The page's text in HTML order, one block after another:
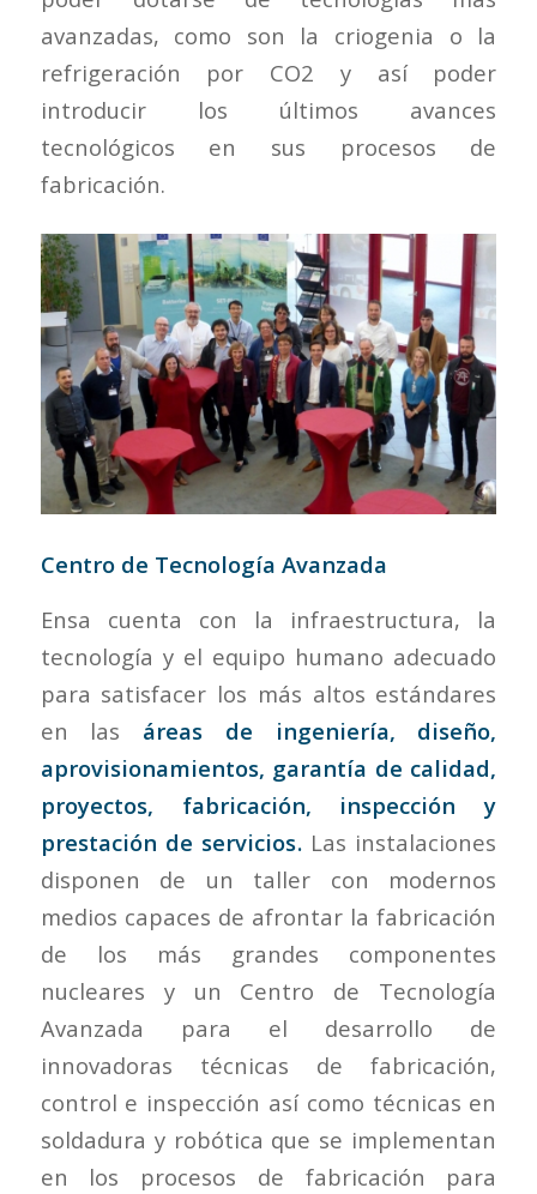
avanzadas, como son la criogenia o la
refrigeración por CO2 y así poder
introducir los últimos avances
tecnológicos en sus procesos de
fabricación.
Centro de Tecnología Avanzada
Ensa cuenta con la infraestructura, la
tecnología y el equipo humano adecuado
para satisfacer los más altos estándares
en las áreas de ingeniería, diseño,
aprovisionamientos, garantía de calidad,
proyectos, fabricación, inspección y
prestación de servicios.Las instalaciones
disponen de un taller con modernos
medios capaces de afrontar la fabricación
de los más grandes componentes
nucleares y un Centro de Tecnología
Avanzada para el desarrollo de
innovadoras técnicas de fabricación,
control e inspección así como técnicas en
soldadura y robótica que se implementan
en los procesos de fabricación para